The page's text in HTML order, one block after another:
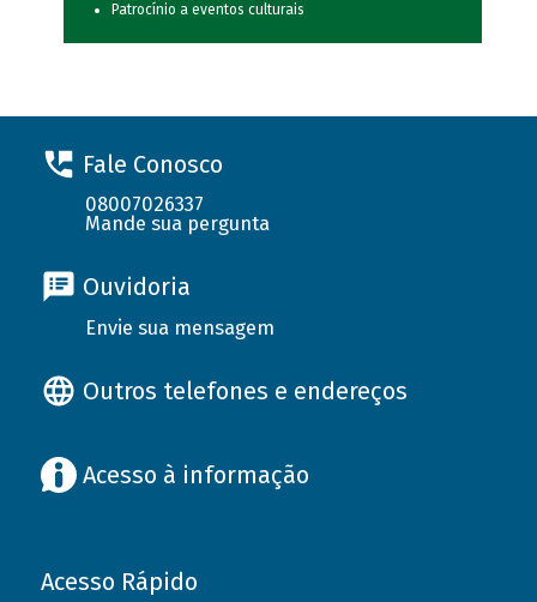
Patrocínio a eventos culturais
Fale Conosco
08007026337
Mande sua pergunta
Ouvidoria
Envie sua mensagem
Outros telefones e endereços
Acesso à informação
Acesso Rápido